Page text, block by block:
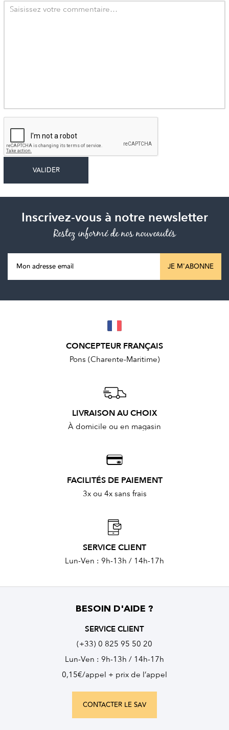
Inscrivez-vous à notre newsletter
Restez informé de nos nouveautés
JE M'ABONNE
CONCEPTEUR FRANÇAIS
Pons (Charente-Maritime)
LIVRAISON AU CHOIX
À domicile ou en magasin
FACILITÉS DE PAIEMENT
3x ou 4x sans frais
SERVICE CLIENT
Lun-Ven : 9h-13h / 14h-17h
BESOIN D'AIDE ?
SERVICE CLIENT
(+33) 0 825 95 50 20
Lun-Ven : 9h-13h / 14h-17h
0,15€/appel + prix de l’appel
CONTACTER LE SAV